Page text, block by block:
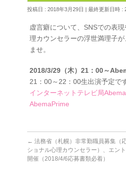
投稿日 : 2018年3月29日 最終更新日時 :
虚言癖について、SNSでの表
理カウンセラーの浮世満理子
ませ。
2018/3/29（木）21：00～
21：00～22：00生出演予定で
インターネットテレビ局
AbemaPrime
← 法務省（札幌）非常勤職員募集（
ショナル心理カウンセラー）、エン
開催（2018/4/6応募書類必着）